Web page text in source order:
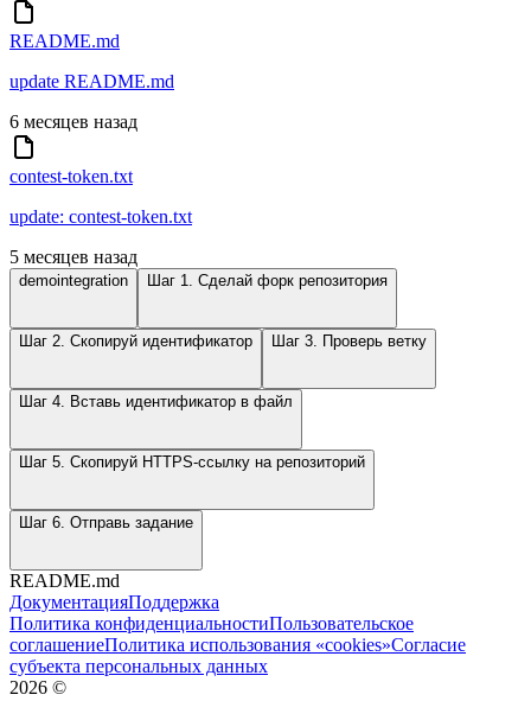
README.md
update README.md
6 месяцев назад
contest-token.txt
update: contest-token.txt
5 месяцев назад
demointegration Шаг 1. Сделай форк репозитория
Шаг 2. Скопируй идентификатор Шаг 3. Проверь ветку
Шаг 4. Вставь идентификатор в файл
Шаг 5. Скопируй HTTPS-ссылку на репозиторий
Шаг 6. Отправь задание
README.md
ДокументацияПоддержка
Политика конфиденциальностиПользовательское
соглашениеПолитика использования «cookies»Согласие
субъекта персональных данных
2026 ©